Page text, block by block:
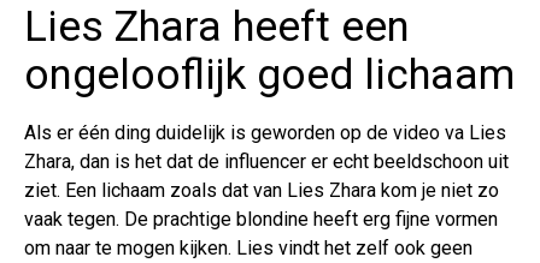
Lies Zhara heeft een
ongelooflijk goed lichaam
Als er één ding duidelijk is geworden op de video va Lies
Zhara, dan is het dat de influencer er echt beeldschoon uit
ziet. Een lichaam zoals dat van Lies Zhara kom je niet zo
vaak tegen. De prachtige blondine heeft erg fijne vormen
om naar te mogen kijken. Lies vindt het zelf ook geen